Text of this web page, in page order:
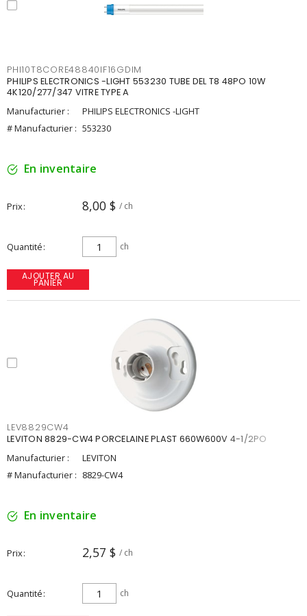
PHI10T8CORE48840IF16GDIM
PHILIPS ELECTRONICS -LIGHT 553230 TUBE DEL T8 48PO 10W
4K120/277/347 VITRE TYPE A
Manufacturier :
PHILIPS ELECTRONICS -LIGHT
# Manufacturier : 553230
En inventaire
Prix 8,00 $ / ch
Quantité ch
AJOUTER AU
PANIER
LEV8829CW4
LEVITON 8829-CW4 PORCELAINE PLAST 660W600V 4-1/2PO
Manufacturier :
LEVITON
# Manufacturier : 8829-CW4
En inventaire
Prix 2,57 $ / ch
Quantité ch